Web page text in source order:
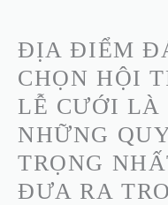
ĐỊA ĐIỂM
CHỌN HỘI
LỄ CƯỚI LÀ
NHỮNG
TRỌNG
ĐƯA RA
CHỌN
ĐỊA
ĐIỂM
ĐÁM
CƯỚI